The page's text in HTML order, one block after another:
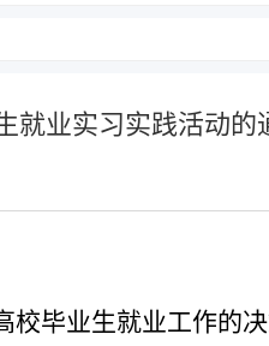
就业实习实践活动的
毕业生就业工作的